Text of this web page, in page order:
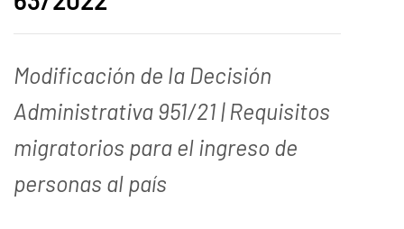
Modificación de la Decisión
Administrativa 951/21 | Requisitos
migratorios para el ingreso de
personas al país